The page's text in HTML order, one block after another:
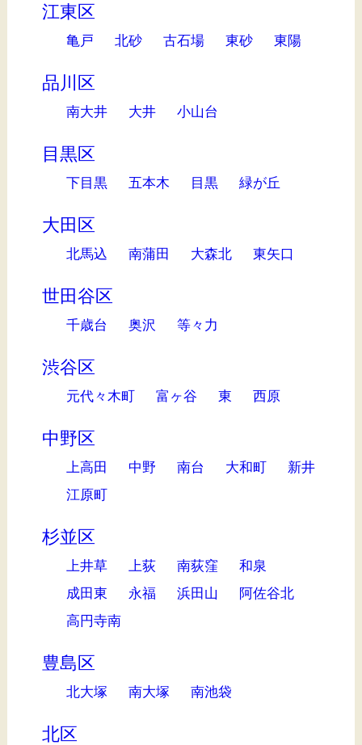
江東区
亀戸 北砂 古石場 東砂 東陽
品川区
南大井 大井 小山台
目黒区
下目黒 五本木 目黒 緑が丘
大田区
北馬込 南蒲田 大森北 東矢口
世田谷区
千歳台 奥沢 等々力
渋谷区
元代々木町 富ヶ谷 東 西原
中野区
上高田 中野 南台 大和町
新井
江原町
杉並区
上井草 上荻 南荻窪
和泉
成田東
永福 浜田山
阿佐谷北
高円寺南
豊島区
北大塚 南大塚 南池袋
北区